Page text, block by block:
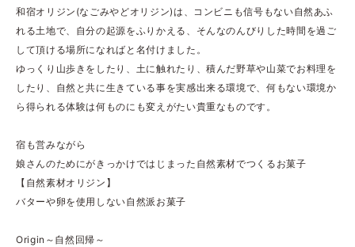
和宿オリジン(なごみやどオリジン)は、コンビニも信号もない自然あふ
れる土地で、自分の起源をふりかえる、そんなのんびりした時間を過ご
して頂ける場所になればと名付けました。
ゆっくり山歩きをしたり、土に触れたり、積んだ野草や山菜でお料理を
したり、自然と共に生きている事を実感出来る環境で、何もない環境か
ら得られる体験は何ものにも変えがたい貴重なものです。
宿も営みながら
娘さんのためにがきっかけではじまった自然素材でつくるお菓子
【自然素材オリジン】
バターや卵を使用しない自然派お菓子
Origin～自然回帰～